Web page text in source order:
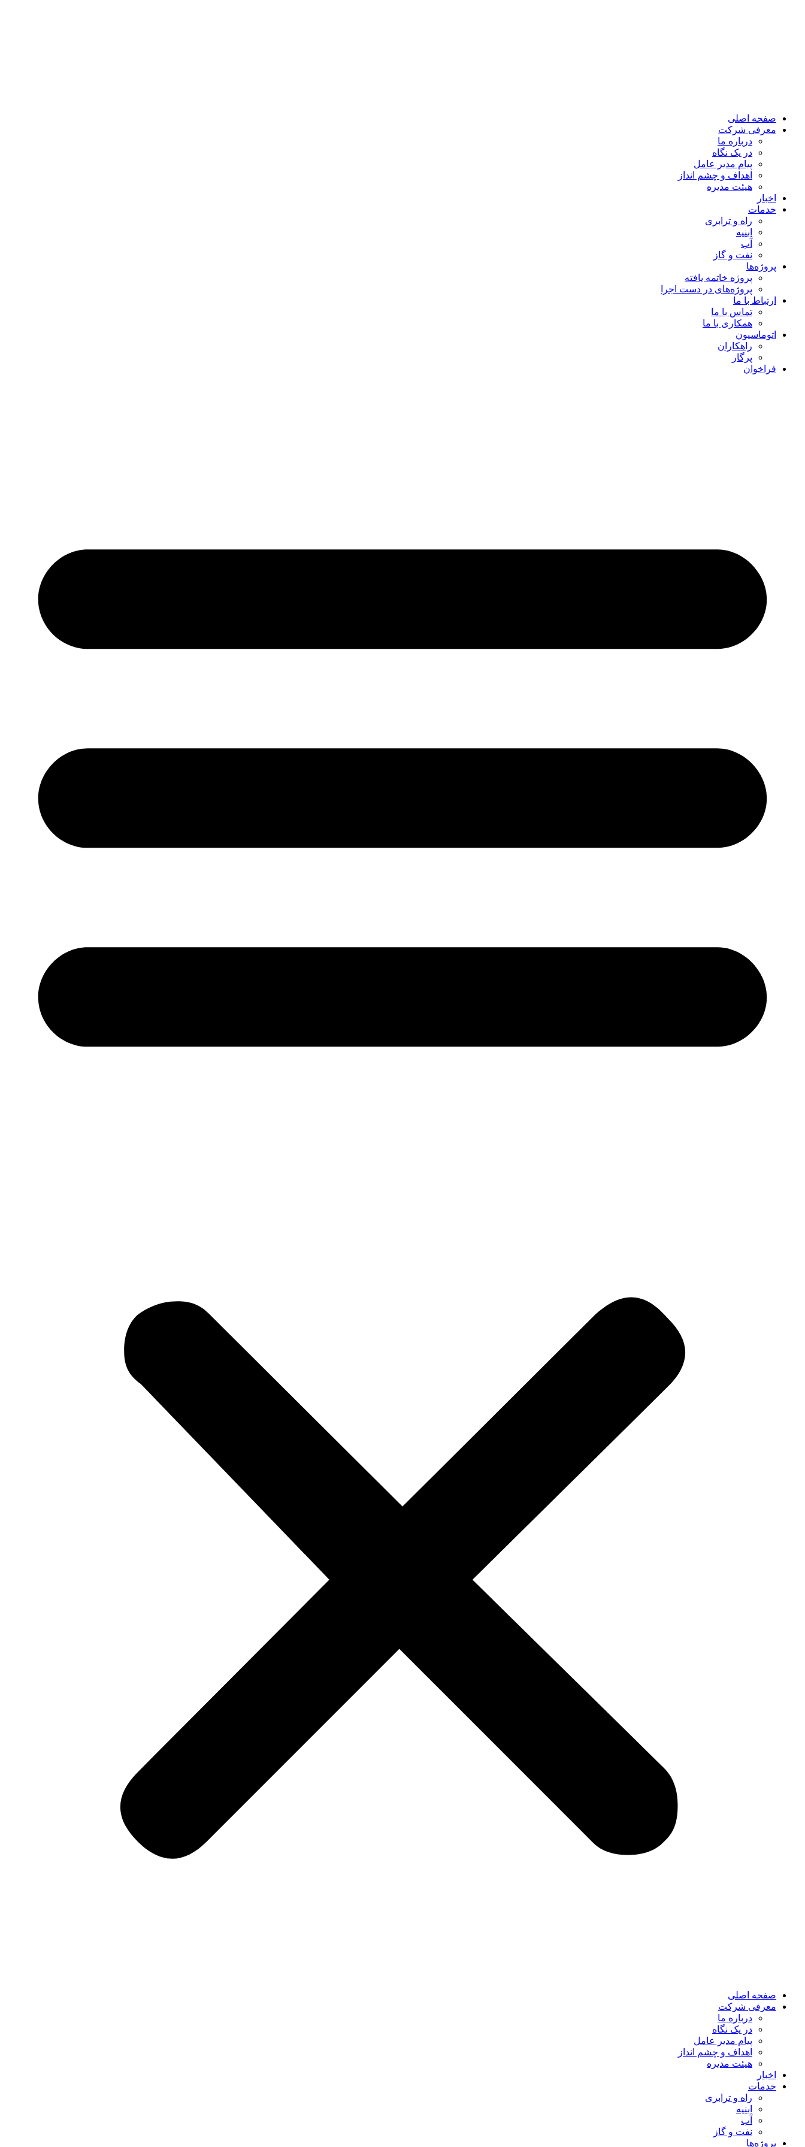
صفحه اصلی
معرفی شرکت
درباره ما
در یک نگاه
پیام مدیر عامل
اهداف و چشم انداز
هیئت مدیره
اخبار
خدمات
راه و ترابری
ابنیه
آب
نفت و گاز
پروژه‌ها
پروژه خاتمه یافته
پروژه‌های در دست اجرا
ارتباط با ما
تماس با ما
همکاری با ما
اتوماسیون
راهکاران
پرگار
فراخوان
صفحه اصلی
معرفی شرکت
درباره ما
در یک نگاه
پیام مدیر عامل
اهداف و چشم انداز
هیئت مدیره
اخبار
خدمات
راه و ترابری
ابنیه
آب
نفت و گاز
پروژه‌ها